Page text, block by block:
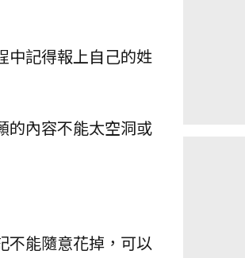
中記得報上自己的姓
的內容不能太空洞或
不能隨意花掉，可以